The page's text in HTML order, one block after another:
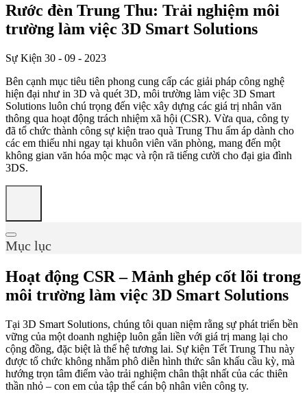
Rước đèn Trung Thu: Trải nghiệm môi
trường làm việc 3D Smart Solutions
Sự Kiện 30 - 09 - 2023
Bên cạnh mục tiêu tiên phong cung cấp các giải pháp công nghệ
hiện đại như in 3D và quét 3D, môi trường làm việc 3D Smart
Solutions luôn chú trọng đến việc xây dựng các giá trị nhân văn
thông qua hoạt động trách nhiệm xã hội (CSR). Vừa qua, công ty
đã tổ chức thành công sự kiện trao quà Trung Thu ấm áp dành cho
các em thiếu nhi ngay tại khuôn viên văn phòng, mang đến một
không gian văn hóa mộc mạc và rộn rã tiếng cười cho đại gia đình
3DS.
Mục lục
Hoạt động CSR – Mảnh ghép cốt lõi trong
môi trường làm việc 3D Smart Solutions
Tại 3D Smart Solutions, chúng tôi quan niệm rằng sự phát triển bền
vững của một doanh nghiệp luôn gắn liền với giá trị mang lại cho
cộng đồng, đặc biệt là thế hệ tương lai. Sự kiện Tết Trung Thu này
được tổ chức không nhằm phô diễn hình thức sân khấu cầu kỳ, mà
hướng trọn tâm điểm vào trải nghiệm chân thật nhất của các thiên
thần nhỏ – con em của tập thể cán bộ nhân viên công ty.